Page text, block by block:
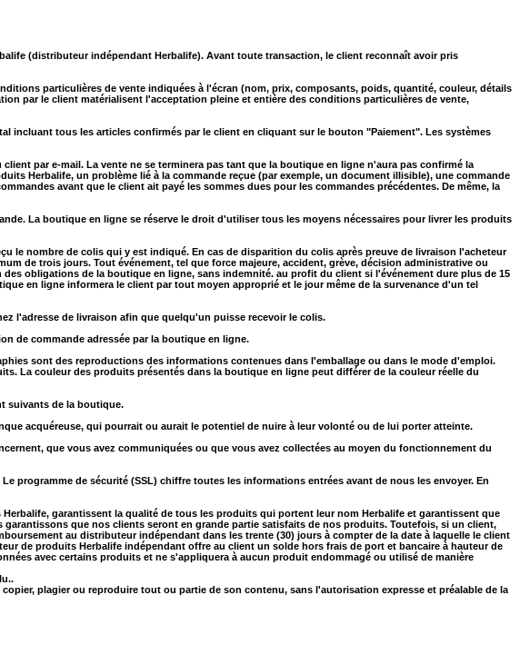
(distributeur indépendant Herbalife). Avant toute transaction, le client reconnaît avoir pris
particulières de vente indiquées à l'écran (nom, prix, composants, poids, quantité, couleur, détails
par le client matérialisent l'acceptation pleine et entière des conditions particulières de vente,
incluant tous les articles confirmés par le client en cliquant sur le bouton "Paiement". Les systèmes
par e-mail. La vente ne se terminera pas tant que la boutique en ligne n'aura pas confirmé la
Herbalife, un problème lié à la commande reçue (par exemple, un document illisible), une commande
avant que le client ait payé les sommes dues pour les commandes précédentes. De même, la
La boutique en ligne se réserve le droit d'utiliser tous les moyens nécessaires pour livrer les produits
le nombre de colis qui y est indiqué. En cas de disparition du colis après preuve de livraison l'acheteur
de trois jours. Tout événement, tel que force majeure, accident, grève, décision administrative ou
obligations de la boutique en ligne, sans indemnité. au profit du client si l'événement dure plus de 15
en ligne informera le client par tout moyen approprié et le jour même de la survenance d'un tel
l'adresse de livraison afin que quelqu'un puisse recevoir le colis.
de commande adressée par la boutique en ligne.
sont des reproductions des informations contenues dans l'emballage ou dans le mode d'emploi.
La couleur des produits présentés dans la boutique en ligne peut différer de la couleur réelle du
suivants de la boutique.
acquéreuse, qui pourrait ou aurait le potentiel de nuire à leur volonté ou de lui porter atteinte.
que vous avez communiquées ou que vous avez collectées au moyen du fonctionnement du
programme de sécurité (SSL) chiffre toutes les informations entrées avant de nous les envoyer. En
garantissent la qualité de tous les produits qui portent leur nom Herbalife et garantissent que
que nos clients seront en grande partie satisfaits de nos produits. Toutefois, si un client,
au distributeur indépendant dans les trente (30) jours à compter de la date à laquelle le client
de produits Herbalife indépendant offre au client un solde hors frais de port et bancaire à hauteur de
avec certains produits et ne s'appliquera à aucun produit endommagé ou utilisé de manière
plagier ou reproduire tout ou partie de son contenu, sans l'autorisation expresse et préalable de la